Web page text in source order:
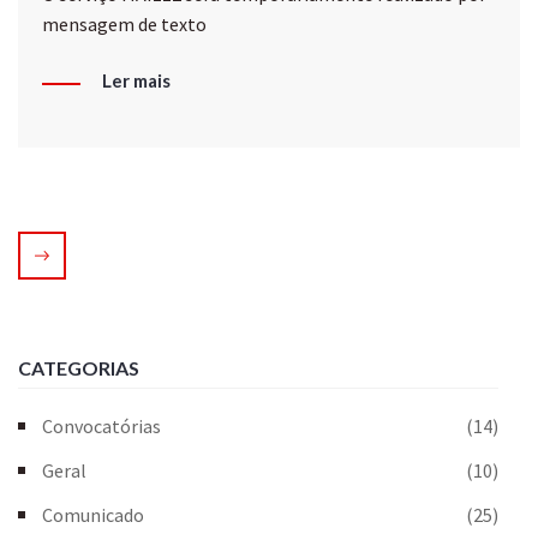
mensagem de texto
Ler mais
CATEGORIAS
Convocatórias
(14)
Geral
(10)
Comunicado
(25)